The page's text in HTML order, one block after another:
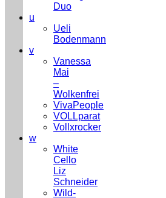
Duo
u
Ueli
Bodenmann
v
Vanessa
Mai
–
Wolkenfrei
VivaPeople
VOLLparat
Vollxrocker
w
White
Cello
Liz
Schneider
Wild-